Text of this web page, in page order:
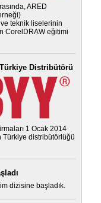
ARED
teknik liselerinin
CorelDRAW eğitimi
Distribütörü
1 Ocak 2014
Türkiye distribütörlüğü
dizisine başladık.